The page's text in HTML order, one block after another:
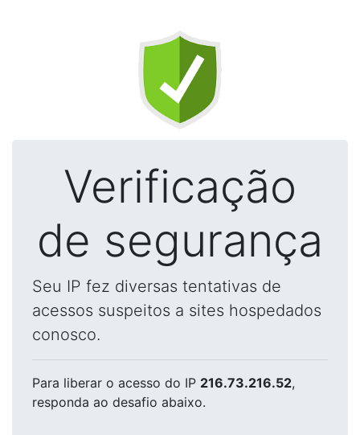
Verificação
de segurança
Seu IP fez diversas tentativas de
acessos suspeitos a sites hospedados
conosco.
Para liberar o acesso do IP 216.73.216.52,
responda ao desafio abaixo.